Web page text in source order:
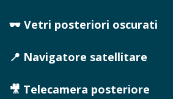
🕶️ Vetri posteriori oscurati
📍 Navigatore satellitare
🎥 Telecamera posteriore